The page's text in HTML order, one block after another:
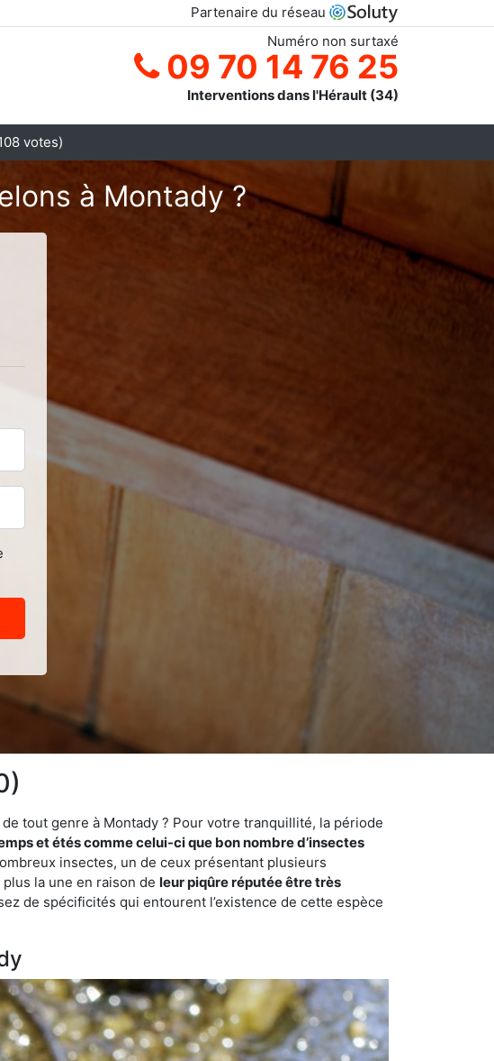
Partenaire du réseau
Numéro non surtaxé
09 70 14 76 25
Interventions dans l'Hérault (34)
votes)
à Montady ?
tout genre à Montady ? Pour votre tranquillité, la période
et étés comme celui-ci que bon nombre d’insectes
insectes, un de ceux présentant plusieurs
la une en raison de leur piqûre réputée être très
de spécificités qui entourent l’existence de cette espèce